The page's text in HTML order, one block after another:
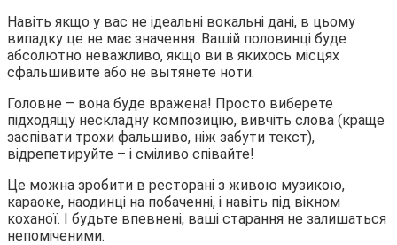
Навіть якщо у вас не ідеальні вокальні дані, в цьому
випадку це не має значення. Вашій половинці буде
абсолютно неважливо, якщо ви в якихось місцях
сфальшивите або не вытянете ноти.
Головне – вона буде вражена! Просто виберете
підходящу нескладну композицію, вивчіть слова (краще
заспівати трохи фальшиво, ніж забути текст),
відрепетируйте – і сміливо співайте!
Це можна зробити в ресторані з живою музикою,
караоке, наодинці на побаченні, і навіть під вікном
коханої. І будьте впевнені, ваші старання не залишаться
непоміченими.